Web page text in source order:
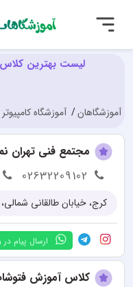
لیست بهترین
آموزشگاهان آموزشگاه کامپیوتر
مجتمع فنی تهران
02632209102
ارسال پیام
کلاس آموزش